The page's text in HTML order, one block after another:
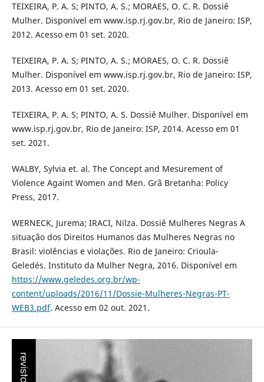
TEIXEIRA, P. A. S; PINTO, A. S.; MORAES, O. C. R. Dossiê
Mulher. Disponível em www.isp.rj.gov.br, Rio de Janeiro: ISP,
2012. Acesso em 01 set. 2020.
TEIXEIRA, P. A. S; PINTO, A. S.; MORAES, O. C. R. Dossiê
Mulher. Disponível em www.isp.rj.gov.br, Rio de Janeiro: ISP,
2013. Acesso em 01 set. 2020.
TEIXEIRA, P. A. S; PINTO, A. S. Dossiê Mulher. Disponível em
www.isp.rj.gov.br, Rio de Janeiro: ISP, 2014. Acesso em 01
set. 2021.
WALBY, Sylvia et. al. The Concept and Mesurement of
Violence Againt Women and Men. Grã Bretanha: Policy
Press, 2017.
WERNECK, Jurema; IRACI, Nilza. Dossiê Mulheres Negras A
situação dos Direitos Humanos das Mulheres Negras no
Brasil: violências e violações. Rio de Janeiro: Crioula-
Geledés. Instituto da Mulher Negra, 2016. Disponível em
https://www.geledes.org.br/wp-
content/uploads/2016/11/Dossie-Mulheres-Negras-PT-
WEB3.pdf. Acesso em 02 out. 2021.